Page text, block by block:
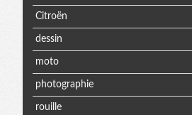
Citroën
dessin
moto
photographie
rouille